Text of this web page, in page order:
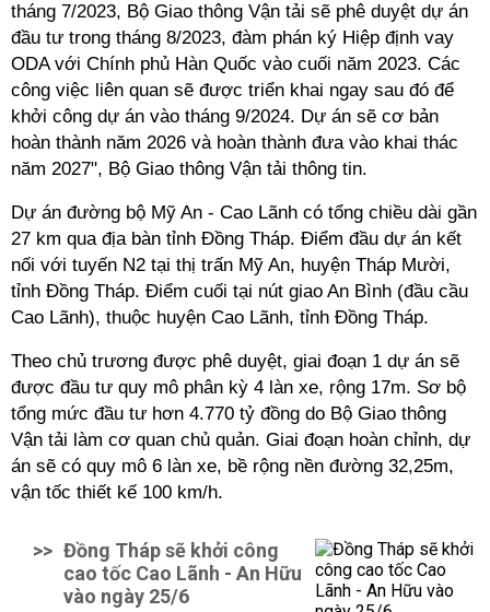
tháng 7/2023, Bộ Giao thông Vận tải sẽ phê duyệt dự án
đầu tư trong tháng 8/2023, đàm phán ký Hiệp định vay
ODA với Chính phủ Hàn Quốc vào cuối năm 2023. Các
công việc liên quan sẽ được triển khai ngay sau đó để
khởi công dự án vào tháng 9/2024. Dự án sẽ cơ bản
hoàn thành năm 2026 và hoàn thành đưa vào khai thác
năm 2027", Bộ Giao thông Vận tải thông tin.
Dự án đường bộ Mỹ An - Cao Lãnh có tổng chiều dài gần
27 km qua địa bàn tỉnh Đồng Tháp. Điểm đầu dự án kết
nối với tuyến N2 tại thị trấn Mỹ An, huyện Tháp Mười,
tỉnh Đồng Tháp. Điểm cuối tại nút giao An Bình (đầu cầu
Cao Lãnh), thuộc huyện Cao Lãnh, tỉnh Đồng Tháp.
Theo chủ trương được phê duyệt, giai đoạn 1 dự án sẽ
được đầu tư quy mô phân kỳ 4 làn xe, rộng 17m. Sơ bộ
tổng mức đầu tư hơn 4.770 tỷ đồng do Bộ Giao thông
Vận tải làm cơ quan chủ quản. Giai đoạn hoàn chỉnh, dự
án sẽ có quy mô 6 làn xe, bề rộng nền đường 32,25m,
vận tốc thiết kế 100 km/h.
>> Đồng Tháp sẽ khởi công
cao tốc Cao Lãnh - An Hữu
vào ngày 25/6